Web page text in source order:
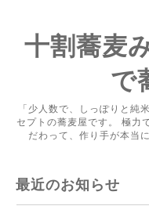
十割蕎麦
で
「少人数で、しっぽりと純
セプトの蕎麦屋です。 極力
だわって、作り手が本当
最近のお知らせ